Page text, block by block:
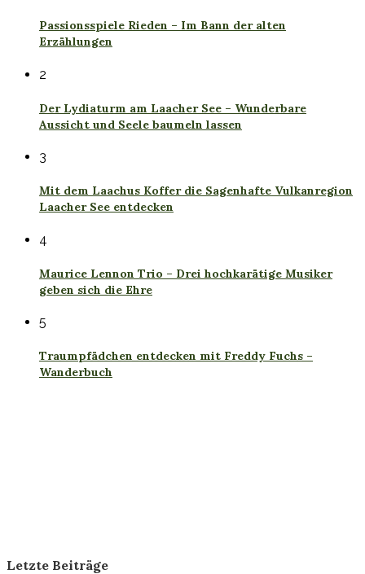
Passionsspiele Rieden – Im Bann der alten
Erzählungen
2
Der Lydiaturm am Laacher See – Wunderbare
Aussicht und Seele baumeln lassen
3
Mit dem Laachus Koffer die Sagenhafte Vulkanregion
Laacher See entdecken
4
Maurice Lennon Trio – Drei hochkarätige Musiker
geben sich die Ehre
5
Traumpfädchen entdecken mit Freddy Fuchs –
Wanderbuch
Letzte Beiträge